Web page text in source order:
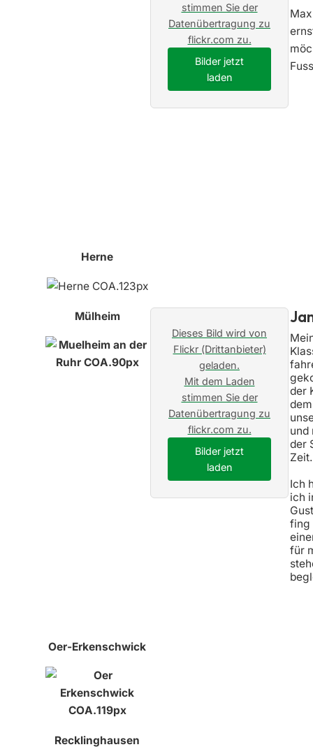
stimmen Sie der
Datenübertragung zu
flickr.com zu.
Bilder jetzt
laden
Herne
Mülheim
Dieses Bild wird von
Flickr (Drittanbieter)
geladen.
Mit dem Laden
stimmen Sie der
Datenübertragung zu
flickr.com zu.
Bilder jetzt
laden
der
und
der
Ich
ich
fing
für
Oer-Erkenschwick
Recklinghausen